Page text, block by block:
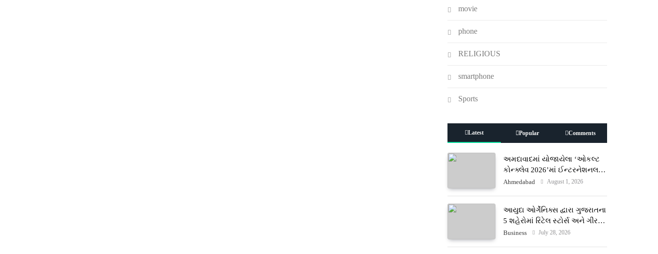
movie
phone
RELIGIOUS
smartphone
Sports
Latest Popular Comments
અમદાવાદમાં યોજાયેલા ‘ઓકલ્ટ
કોન્ક્લેવ 2026’માં ઈન્ટરનેશનલ
ટેરોટ રીડર પુનિતજી લુલ્લા એ ટેરોટ
Ahmedabad August 1, 2026
આયુદા ઓર્ગેનિક્સ દ્વારા ગુજરાતના
5 શહેરોમાં રિટેલ સ્ટોર્સ અને ગીર
ગાયના વૈદિક વલોણા ઘી-દૂધની શુદ્ધ
Business July 28, 2026